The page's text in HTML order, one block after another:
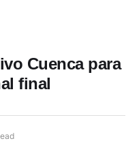
Cuenca para
final